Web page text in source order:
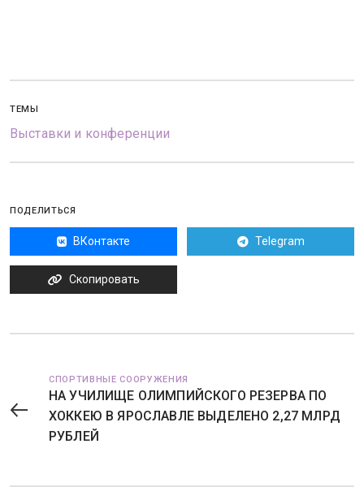
ТЕМЫ
Выставки и конференции
ПОДЕЛИТЬСЯ
ВКонтакте Telegram
Скопировать
СПОРТИВНЫЕ СООРУЖЕНИЯ
НА УЧИЛИЩЕ ОЛИМПИЙСКОГО РЕЗЕРВА ПО
ХОККЕЮ В ЯРОСЛАВЛЕ ВЫДЕЛЕНО 2,27 МЛРД
РУБЛЕЙ